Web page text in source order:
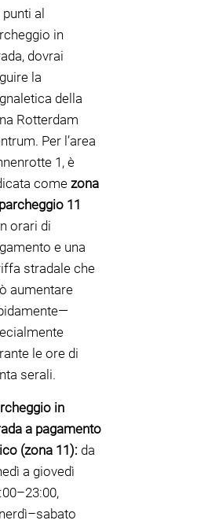
al
in
dovrai
la
della
Rotterdam
Per l’area
1, è
comezona
11
orari di
e una
stradale che
aumentare
le ore di
serali.
in
a pagamento
(zona 11): da
a giovedì